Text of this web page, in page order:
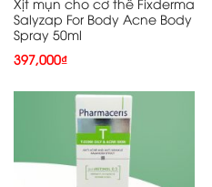
Salyzap For Body Acne Body
Spray 50ml
397,000₫